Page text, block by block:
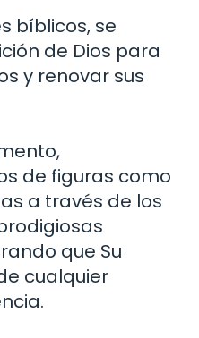
bíblicos, se
de Dios para
y renovar sus
de figuras como
a través de los
que Su
cualquier